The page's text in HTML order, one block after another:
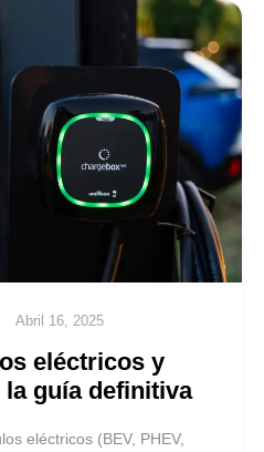
Abril 16, 2025
eléctricos y
guía definitiva
eléctricos (BEV, PHEV,